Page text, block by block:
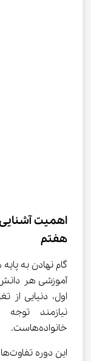
اهمیت
هفتم
خانواده‌هاست.